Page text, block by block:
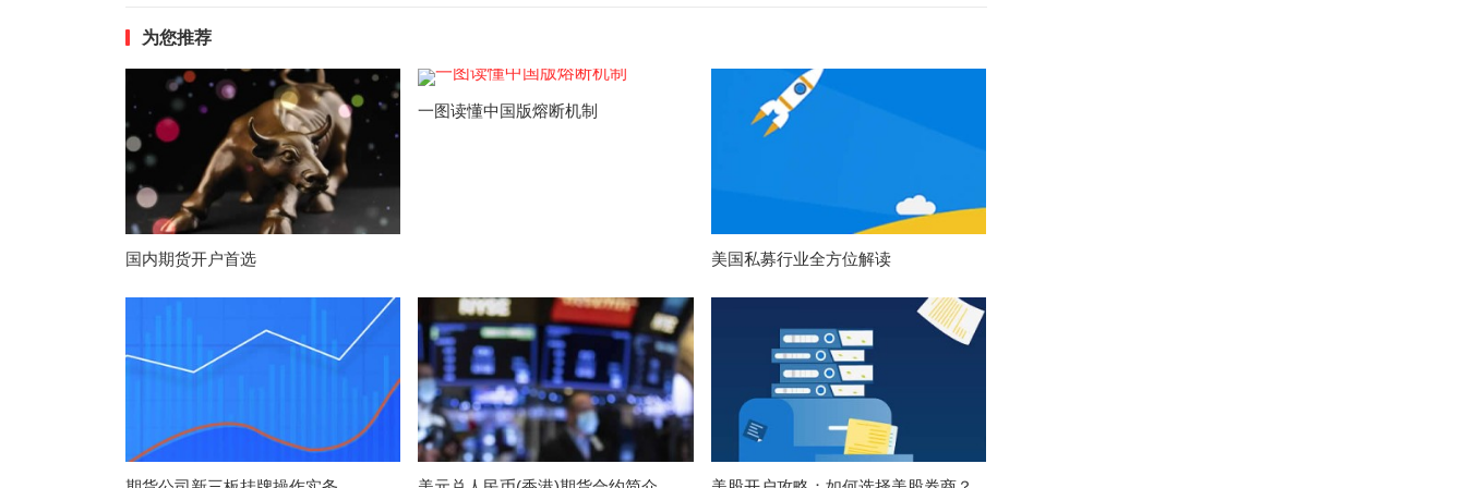
为您推荐
国内期货开户首选
一图读懂中国版熔断机制
美国私募行业全方位解读